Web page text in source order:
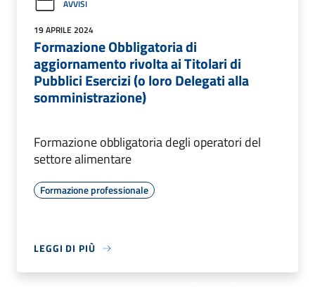
AVVISI
19 APRILE 2024
Formazione Obbligatoria di
aggiornamento rivolta ai Titolari di
Pubblici Esercizi (o loro Delegati alla
somministrazione)
Formazione obbligatoria degli operatori del
settore alimentare
Formazione professionale
LEGGI DI PIÙ